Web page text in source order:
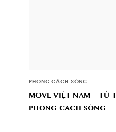
PHONG CÁCH SỐNG
MOVE VIỆT NAM – TỪ
PHONG CÁCH SỐNG